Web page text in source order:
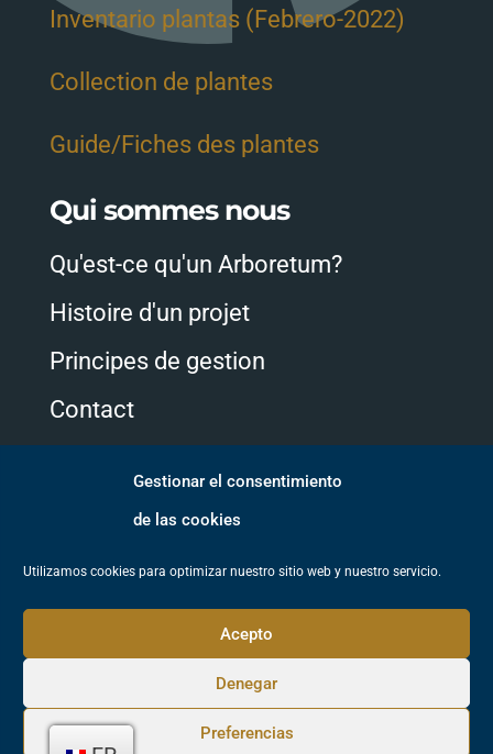
Gestionar el consentimiento
de las cookies
Utilizamos cookies para optimizar nuestro sitio web y nuestro servicio.
Acepto
Denegar
Preferencias
Inventario plantas (Febrero-2022)
Collection de plantes
Guide/Fiches des plantes
Qui sommes nous
Qu'est-ce qu'un Arboretum?
Histoire d'un projet
Principes de gestion
Contact
Suivez-nous
© Arboretum de Galicia. Tous les droits réservés.